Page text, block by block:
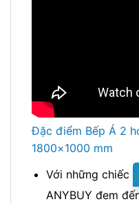
Đặc điểm Bếp Á 2
1800×1000 mm
Với những chiếc
ANYBUY đem